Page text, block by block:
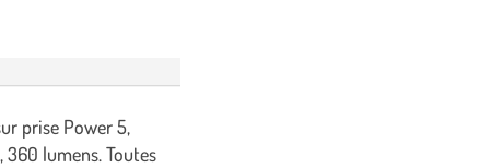
prise Power 5,
lumens. Toutes